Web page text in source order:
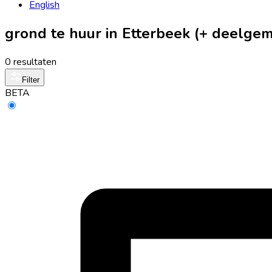
English
grond te huur in Etterbeek (+
0 resultaten
Filter
BETA